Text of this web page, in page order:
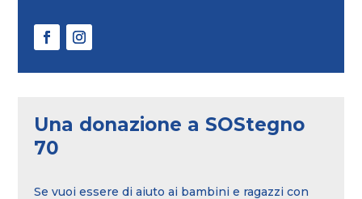
Una donazione a SOStegno
70
Se vuoi essere di aiuto ai bambini e ragazzi con